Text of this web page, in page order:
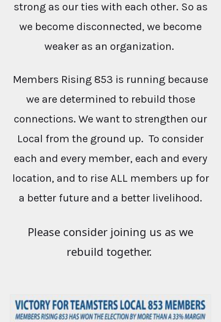
strong as our ties with each other. So as
we become disconnected, we become
weaker as an organization.
Members Rising 853 is running because
we are determined to rebuild those
connections. We want to strengthen our
Local from the ground up. To consider
each and every member, each and every
location, and to rise ALL members up for
a better future and a better livelihood.
Please consider joining us as we
rebuild together.